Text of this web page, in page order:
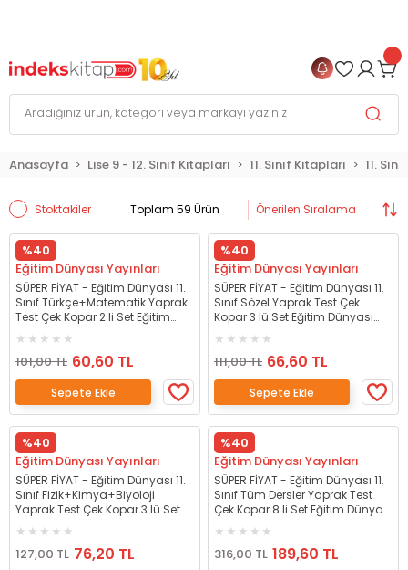
Anasayfa Lise 9 - 12. Sınıf Kitapları 11. Sınıf Kitapları 11.
Stoktakiler Toplam 59 Ürün
%40
Eğitim Dünyası Yayınları
SÜPER FİYAT - Eğitim Dünyası 11.
Sınıf Türkçe+Matematik Yaprak
Test Çek Kopar 2 li Set Eğitim
101,00 TL 60,60 TL
Sepete Ekle
%40
Eğitim Dünyası Yayınları
SÜPER FİYAT - Eğitim Dünyası 11.
Sınıf Sözel Yaprak Test Çek
Kopar 3 lü Set Eğitim Dünyası
111,00 TL 66,60 TL
Sepete Ekle
%40
Eğitim Dünyası Yayınları
SÜPER FİYAT - Eğitim Dünyası 11.
Sınıf Fizik+Kimya+Biyoloji
Yaprak Test Çek Kopar 3 lü Set
127,00 TL 76,20 TL
%40
Eğitim Dünyası Yayınları
SÜPER FİYAT - Eğitim Dünyası 11.
Sınıf Tüm Dersler Yaprak Test
Çek Kopar 8 li Set Eğitim Dünyası
316,00 TL 189,60 TL